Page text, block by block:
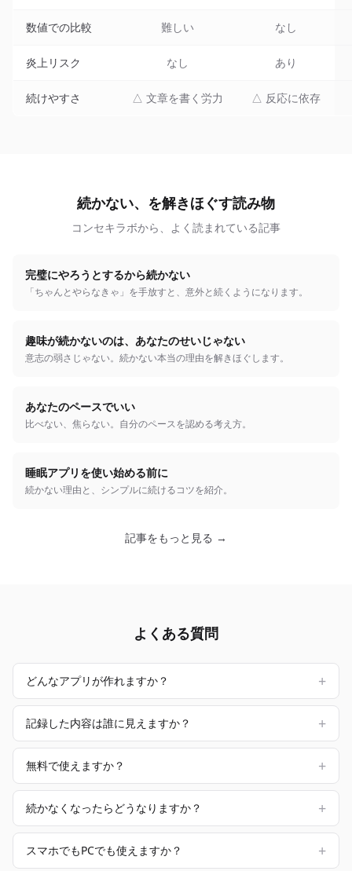
数値での比較 難しい なし
炎上リスク なし あり
続けやすさ △ 文章を書く労力 △ 反応に依存
続かない、を解きほぐす読み物
コンセキラボから、よく読まれている記事
完璧にやろうとするから続かない
「ちゃんとやらなきゃ」を手放すと、意外と続くようになります。
趣味が続かないのは、あなたのせいじゃない
意志の弱さじゃない。続かない本当の理由を解きほぐします。
あなたのペースでいい
比べない、焦らない。自分のペースを認める考え方。
睡眠アプリを使い始める前に
続かない理由と、シンプルに続けるコツを紹介。
記事をもっと見る →
よくある質問
どんなアプリが作れますか？ +
記録した内容は誰に見えますか？ +
無料で使えますか？ +
続かなくなったらどうなりますか？ +
スマホでもPCでも使えますか？ +